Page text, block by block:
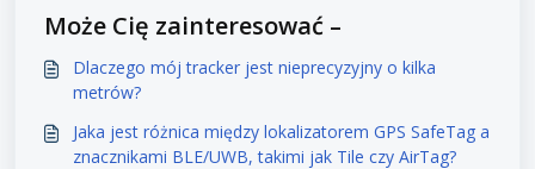
Może Cię zainteresować –
Dlaczego mój tracker jest nieprecyzyjny o kilka
metrów?
Jaka jest różnica między lokalizatorem GPS SafeTag a
znacznikami BLE/UWB, takimi jak Tile czy AirTag?